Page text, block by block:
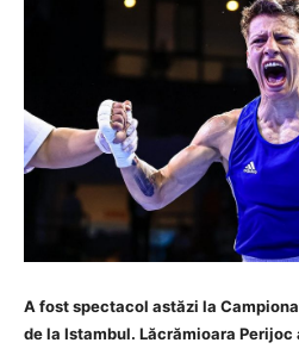
A fost spectacol astăzi la
de la Istambul. Lăcrămioara